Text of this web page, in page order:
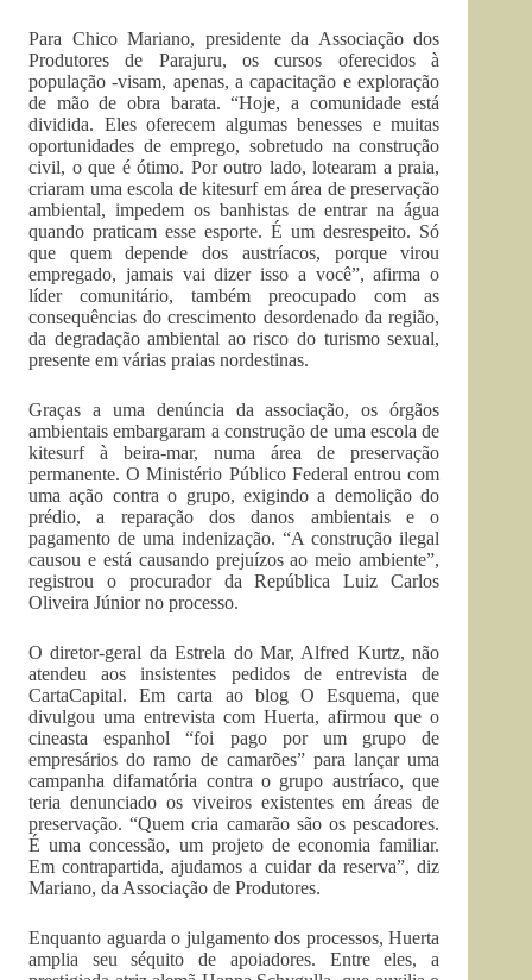
Para Chico Mariano, presidente da Associação dos
Produtores de Parajuru, os cursos oferecidos à
população -visam, apenas, a capacitação e exploração
de mão de obra barata. “Hoje, a comunidade está
dividida. Eles oferecem algumas benesses e muitas
oportunidades de emprego, sobretudo na construção
civil, o que é ótimo. Por outro lado, lotearam a praia,
criaram uma escola de kitesurf em área de preservação
ambiental, impedem os banhistas de entrar na água
quando praticam esse esporte. É um desrespeito. Só
que quem depende dos austríacos, porque virou
empregado, jamais vai dizer isso a você”, afirma o
líder comunitário, também preocupado com as
consequências do crescimento desordenado da região,
da degradação ambiental ao risco do turismo sexual,
presente em várias praias nordestinas.
Graças a uma denúncia da associação, os órgãos
ambientais embargaram a construção de uma escola de
kitesurf à beira-mar, numa área de preservação
permanente. O Ministério Público Federal entrou com
uma ação contra o grupo, exigindo a demolição do
prédio, a reparação dos danos ambientais e o
pagamento de uma indenização. “A construção ilegal
causou e está causando prejuízos ao meio ambiente”,
registrou o procurador da República Luiz Carlos
Oliveira Júnior no processo.
O diretor-geral da Estrela do Mar, Alfred Kurtz, não
atendeu aos insistentes pedidos de entrevista de
CartaCapital. Em carta ao blog O Esquema, que
divulgou uma entrevista com Huerta, afirmou que o
cineasta espanhol “foi pago por um grupo de
empresários do ramo de camarões” para lançar uma
campanha difamatória contra o grupo austríaco, que
teria denunciado os viveiros existentes em áreas de
preservação. “Quem cria camarão são os pescadores.
É uma concessão, um projeto de economia familiar.
Em contrapartida, ajudamos a cuidar da reserva”, diz
Mariano, da Associação de Produtores.
Enquanto aguarda o julgamento dos processos, Huerta
amplia seu séquito de apoiadores. Entre eles, a